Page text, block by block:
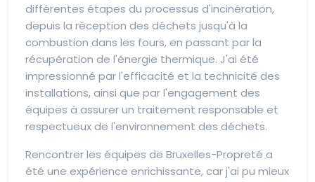
différentes étapes du processus d'incinération,
depuis la réception des déchets jusqu'à la
combustion dans les fours, en passant par la
récupération de l'énergie thermique. J'ai été
impressionné par l'efficacité et la technicité des
installations, ainsi que par l'engagement des
équipes à assurer un traitement responsable et
respectueux de l'environnement des déchets.
Rencontrer les équipes de Bruxelles-Propreté a
été une expérience enrichissante, car j'ai pu mieux